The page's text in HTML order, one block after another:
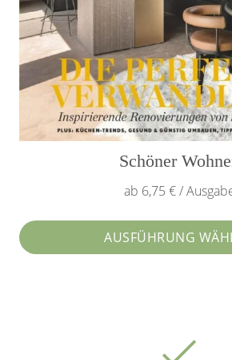
Schöner
ab 6,75 € /
AUSFÜHRUNG